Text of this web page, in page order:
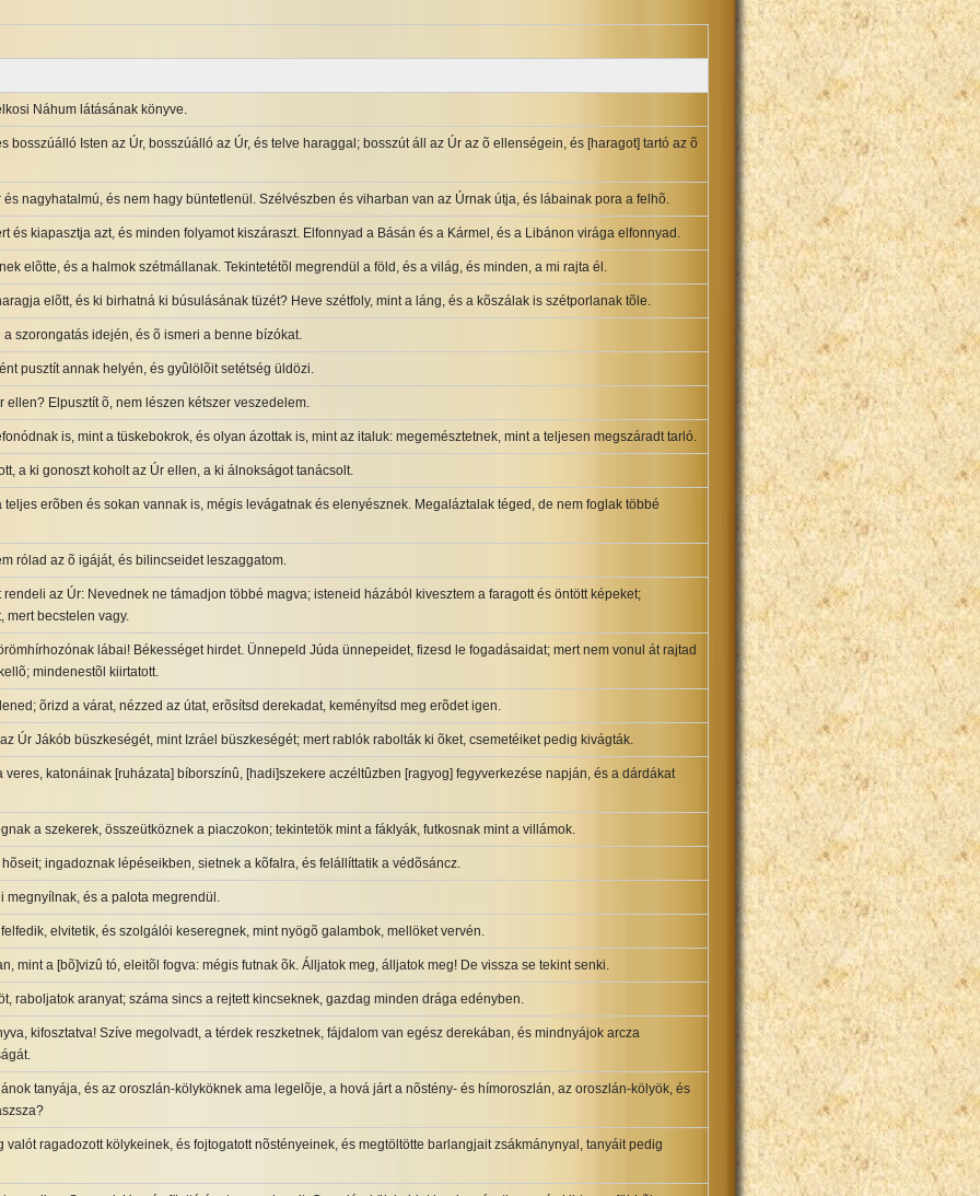
Náhum látásának könyve.
bosszúálló Isten az Úr, bosszúálló az Úr, és telve haraggal; bosszút áll az Úr az õ ellenségein, és [haragot] tartó az õ
és nagyhatalmú, és nem hagy büntetlenül. Szélvészben és viharban van az Úrnak útja, és lábainak pora a felhõ.
és kiapasztja azt, és minden folyamot kiszáraszt. Elfonnyad a Básán és a Kármel, és a Libánon virága elfonnyad.
elõtte, és a halmok szétmállanak. Tekintetétõl megrendül a föld, és a világ, és minden, a mi rajta él.
elõtt, és ki birhatná ki búsulásának tüzét? Heve szétfoly, mint a láng, és a kõszálak is szétporlanak tõle.
a szorongatás idején, és õ ismeri a benne bízókat.
pusztít annak helyén, és gyûlölõit setétség üldözi.
ellen? Elpusztít õ, nem lészen kétszer veszedelem.
is, mint a tüskebokrok, és olyan ázottak is, mint az italuk: megemésztetnek, mint a teljesen megszáradt tarló.
a ki gonoszt koholt az Úr ellen, a ki álnokságot tanácsolt.
teljes erõben és sokan vannak is, mégis levágatnak és elenyésznek. Megaláztalak téged, de nem foglak többé
rólad az õ igáját, és bilincseidet leszaggatom.
rendeli az Úr: Nevednek ne támadjon többé magva; isteneid házából kivesztem a faragott és öntött képeket;
mert becstelen vagy.
lábai! Békességet hirdet. Ünnepeld Júda ünnepeidet, fizesd le fogadásaidat; mert nem vonul át rajtad
mindenestõl kiirtatott.
õrizd a várat, nézzed az útat, erõsítsd derekadat, keményítsd meg erõdet igen.
Úr Jákób büszkeségét, mint Izráel büszkeségét; mert rablók rabolták ki õket, csemetéiket pedig kivágták.
veres, katonáinak [ruházata] bíborszínû, [hadi]szekere aczéltûzben [ragyog] fegyverkezése napján, és a dárdákat
a szekerek, összeütköznek a piaczokon; tekintetök mint a fáklyák, futkosnak mint a villámok.
hõseit; ingadoznak lépéseikben, sietnek a kõfalra, és felállíttatik a védõsáncz.
megnyílnak, és a palota megrendül.
elvitetik, és szolgálói keseregnek, mint nyögõ galambok, mellöket vervén.
mint a [bõ]vizû tó, eleitõl fogva: mégis futnak õk. Álljatok meg, álljatok meg! De vissza se tekint senki.
raboljatok aranyat; száma sincs a rejtett kincseknek, gazdag minden drága edényben.
kifosztatva! Szíve megolvadt, a térdek reszketnek, fájdalom van egész derekában, és mindnyájok arcza
tanyája, és az oroszlán-kölyköknek ama legelõje, a hová járt a nõstény- és hímoroszlán, az oroszlán-kölyök, és
valót ragadozott kölykeinek, és fojtogatott nõstényeinek, és megtöltötte barlangjait zsákmánynyal, tanyáit pedig